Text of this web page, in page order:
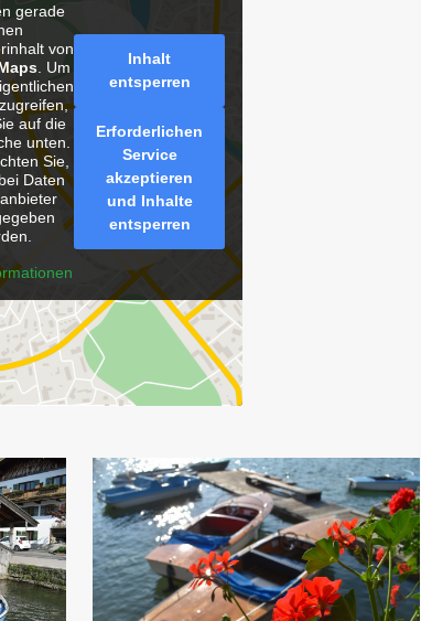
gerade
von
. Um
auf die
unten.
Sie,
Daten
Inhalt
entsperren
Erforderlichen
Service
akzeptieren
und Inhalte
entsperren